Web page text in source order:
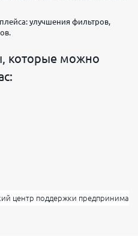
улучшения фильтров,
которые можно
центр поддержки